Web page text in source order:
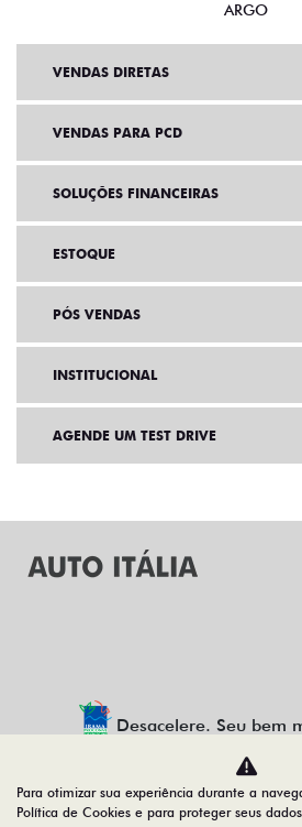
ARGO
VENDAS DIRETAS
VENDAS PARA PCD
SOLUÇÕES FINANCEIRAS
ESTOQUE
PÓS VENDAS
INSTITUCIONAL
AGENDE UM TEST DRIVE
Desacelere. Seu bem
Para otimizar sua experiência durante a
Política de Cookies e para proteger seus